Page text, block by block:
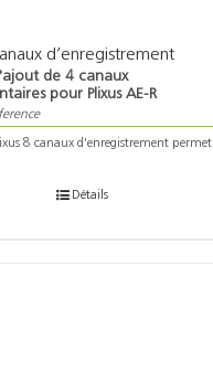
d’enregistrement
de 4 canaux
pour Plixus AE-R
8 canaux d'enregistrement permet
Détails